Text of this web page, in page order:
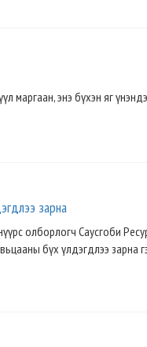
маргаан, энэ бүхэн яг
зарна
олборлогч Саусгоби
бүх үлдэгдлээ зарна